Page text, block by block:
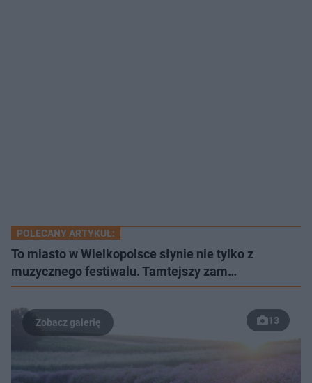
POLECANY ARTYKUŁ:
To miasto w Wielkopolsce słynie nie tylko z
muzycznego festiwalu. Tamtejszy zam…
13